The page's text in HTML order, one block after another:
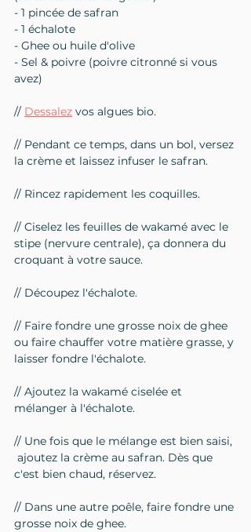
- 1 pincée de safran
- 1 échalote
- Ghee ou huile d'olive
- Sel & poivre (poivre citronné si vous
avez)
// Dessalez vos algues bio.
// Pendant ce temps, dans un bol, versez
la crème et laissez infuser le safran.
// Rincez rapidement les coquilles.
// Ciselez les feuilles de wakamé avec le
stipe (nervure centrale), ça donnera du
croquant à votre sauce.
// Découpez l'échalote.
// Faire fondre une grosse noix de ghee
ou faire chauffer votre matière grasse, y
laisser fondre l'échalote.
// Ajoutez la wakamé ciselée et
mélanger à l'échalote.
// Une fois que le mélange est bien saisi,
ajoutez la crème au safran. Dès que
c'est bien chaud, réservez.
// Dans une autre poêle, faire fondre une
grosse noix de ghee.